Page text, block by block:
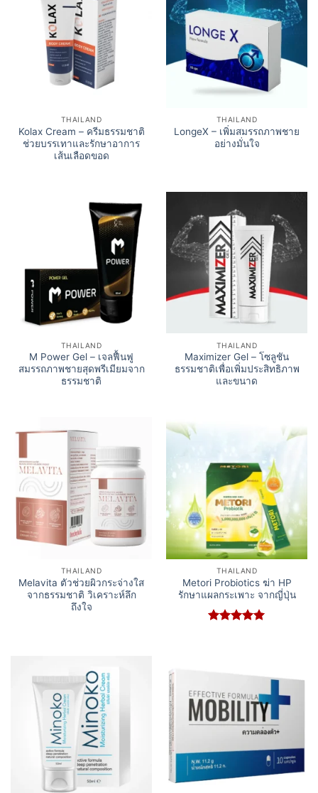
THAILAND
Kolax Cream – ครีมธรรมชาติ
ช่วยบรรเทาและรักษาอาการ
เส้นเลือดขอด
THAILAND
LongeX – เพิ่มสมรรถภาพชาย
อย่างมั่นใจ
THAILAND
M Power Gel – เจลฟื้นฟู
สมรรถภาพชายสุดพรีเมียมจาก
ธรรมชาติ
THAILAND
Maximizer Gel – โซลูชัน
ธรรมชาติเพื่อเพิ่มประสิทธิภาพ
และขนาด
THAILAND
Melavita ตัวช่วยผิวกระจ่างใส
จากธรรมชาติ วิเคราะห์ลึก
ถึงใจ
THAILAND
Metori Probiotics ฆ่า HP
รักษาแผลกระเพาะ จากญี่ปุ่น